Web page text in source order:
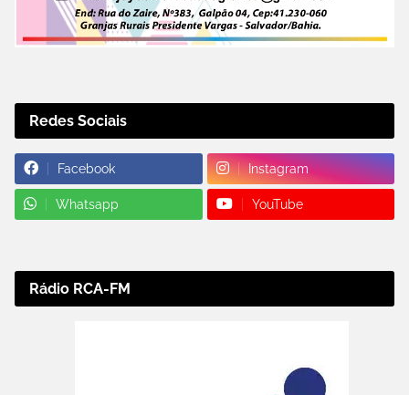
Redes Sociais
Facebook Instagram
Whatsapp YouTube
Rádio RCA-FM